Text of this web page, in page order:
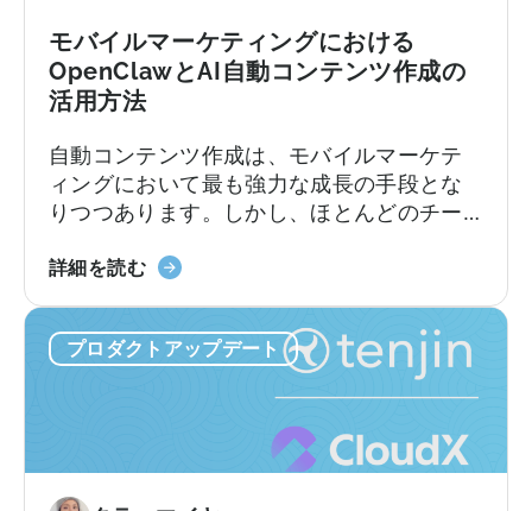
ン、
コ
バ
ー
ジ
ョ
制
し
の
間
い」
に
つ
い
モバイルマーケティングにおける
OpenClawとAI自動コンテンツ作成の
活用方法
自動コンテンツ作成は、モバイルマーケテ
ィングにおいて最も強力な成長の手段とな
りつつあります。しかし、ほとんどのチー
す。加速し続けるコンテンツサイクルに追
ームにわたるコンテンツのアイデア出し、
スクリプト作成、編集、公開を手作業で行
詳細を読む「モ
ル
プロダクトアップデート